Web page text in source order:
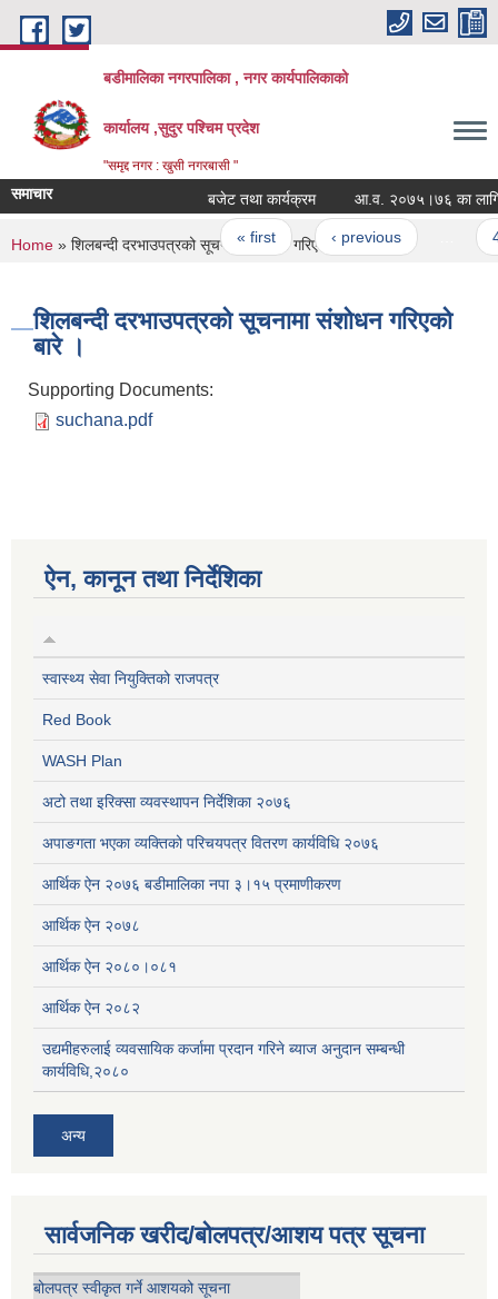
Skip to main content
बडीमालिका नगरपालिका , नगर कार्यपालिकाको
कार्यालय ,सुदुर पश्चिम प्रदेश
"समृद्द नगर : खुसी नगरबासी "
समाचार बजेट तथा कार्यक्रम आ.व. २०७५।७६ का लागि
Pages
« first ‹ previous 45
You are here
Home » शिलबन्दी दरभाउपत्रको सूचनामा संशोधन गरिएको बारे ।
शिलबन्दी दरभाउपत्रको सूचनामा संशोधन गरिएको
बारे ।
Supporting Documents:
suchana.pdf
ऐन, कानून तथा निर्देशिका
स्वास्थ्य सेवा नियुक्तिको राजपत्र
Red Book
WASH Plan
अटो तथा इरिक्सा व्यवस्थापन निर्देशिका २०७६
अपाङगता भएका व्यक्तिको परिचयपत्र वितरण कार्यविधि २०७६
आर्थिक ऐन २०७६ बडीमालिका नपा ३।१५ प्रमाणीकरण
आर्थिक ऐन २०७८
आर्थिक ऐन २०८०।०८१
आर्थिक ऐन २०८२
उद्यमीहरुलाई व्यवसायिक कर्जामा प्रदान गरिने ब्याज अनुदान सम्बन्धी
कार्यविधि,२०८०
अन्य
सार्वजनिक खरीद/बोलपत्र/आशय पत्र सूचना
बोलपत्र स्वीकृत गर्ने आशयको सूचना